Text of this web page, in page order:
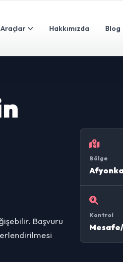
Araçlar Hakkımızda Blog
Başvuru
Bölge
Kontrol